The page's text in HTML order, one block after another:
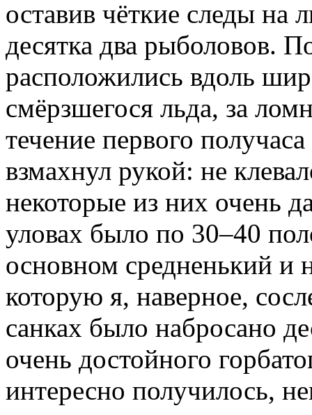
оставив чёткие следы на
десятка два рыболовов.
расположились вдоль
смёрзшегося льда, за
течение первого
взмахнул рукой: не
некоторые из них очень
уловах было по 30–40
основном средненький
которую я, наверное,
санках было набросано
очень достойного
интересно получилось,